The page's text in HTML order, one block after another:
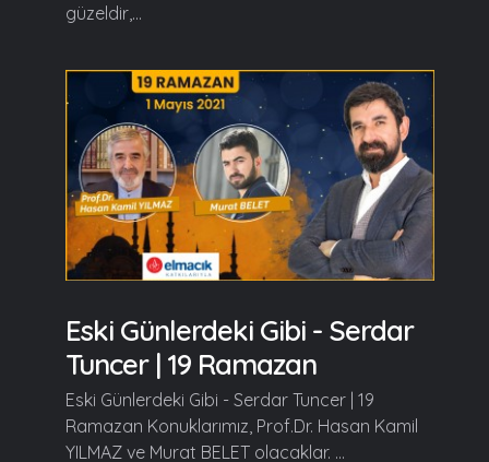
güzeldir,...
Eski Günlerdeki Gibi - Serdar
Tuncer | 19 Ramazan
Eski Günlerdeki Gibi - Serdar Tuncer | 19
Ramazan Konuklarımız, Prof.Dr. Hasan Kamil
YILMAZ ve Murat BELET olacaklar. ...